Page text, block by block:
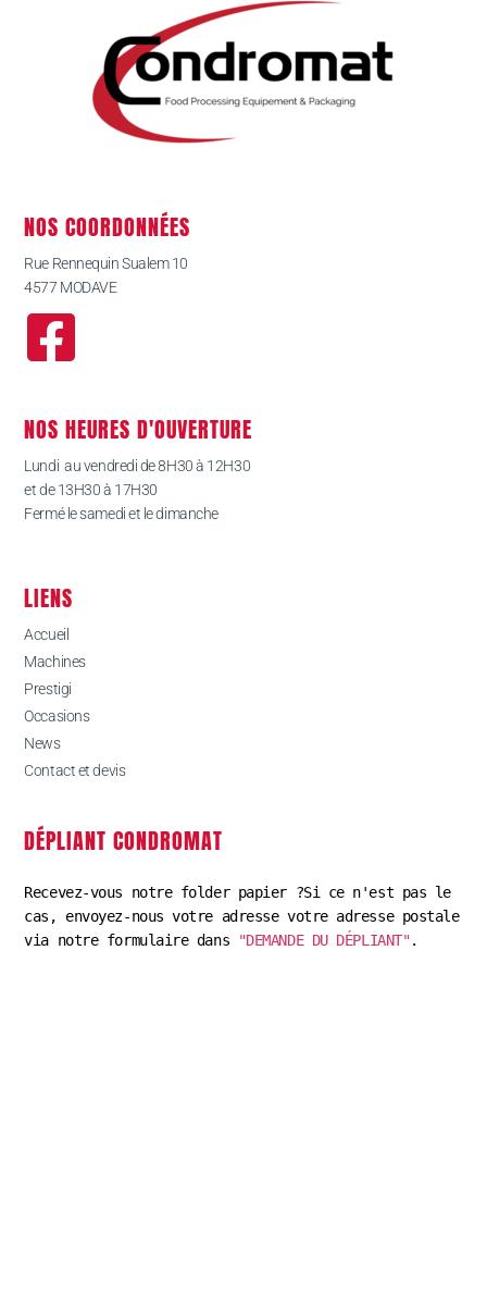
NOS COORDONNÉES
Rue Rennequin Sualem 10
4577 MODAVE
NOS HEURES D'OUVERTURE
Lundi au vendredi de 8H30 à 12H30
et de 13H30 à 17H30
Fermé le samedi et le dimanche
LIENS
Accueil
Machines
Prestigi
Occasions
News
Contact et devis
DÉPLIANT CONDROMAT
Recevez-vous notre folder papier ?Si ce n'est pas le
cas, envoyez-nous votre adresse votre adresse postale
via notre formulaire dans
"DEMANDE DU DÉPLIANT".